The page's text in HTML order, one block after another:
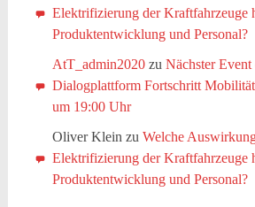
Elektrifizierung der Kraftfahrzeuge
Produktentwicklung und Personal?
AtT_admin2020zu Nächster Event
Dialogplattform Fortschritt
um 19:00 Uhr
Oliver Klein zu Welche
Elektrifizierung der Kraftfahrzeuge
Produktentwicklung und Personal?